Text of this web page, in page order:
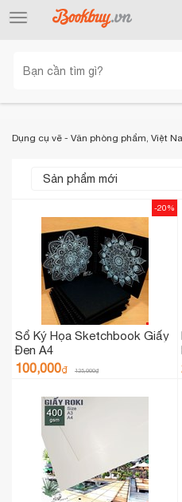
Toggle
Dụng cụ vẽ - Văn phòng phẩm, Việt
Sổ Ký Họa Sketchbook Giấy
Đen A4
100,000₫ 125,000₫
-20%